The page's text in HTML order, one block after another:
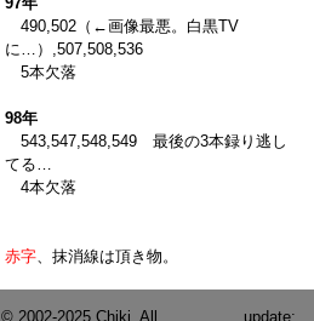
490,502（←画像最悪。白黒TV
に…）,507,508,536
5本欠落
98年
543,547,548,549 最後の3本録り逃し
てる…
4本欠落
赤字 、抹消線は頂き物。
© 2002-2025 Chiki. All update: